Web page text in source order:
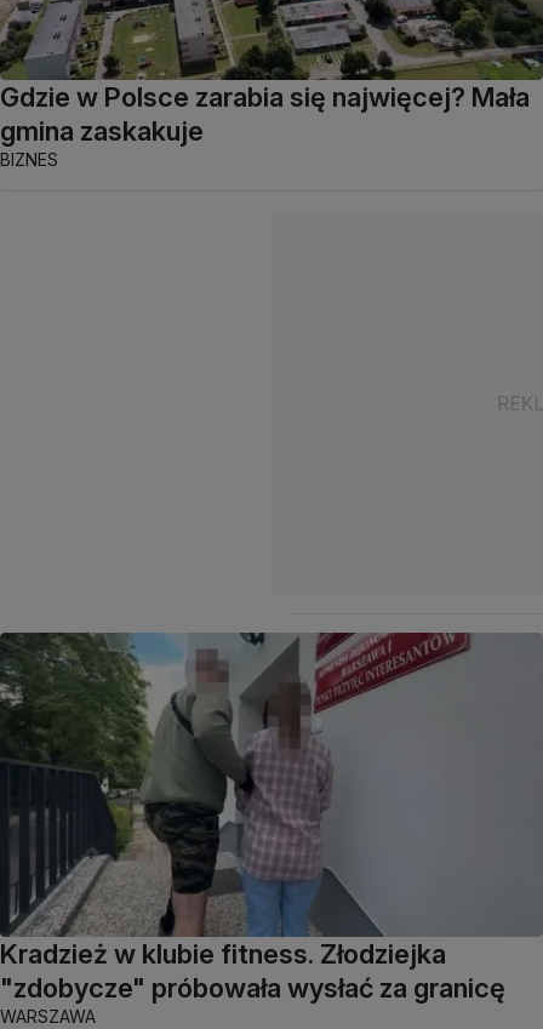
Gdzie w Polsce zarabia się najwięcej? Mała
gmina zaskakuje
BIZNES
Kradzież w klubie fitness. Złodziejka
"zdobycze" próbowała wysłać za granicę
WARSZAWA